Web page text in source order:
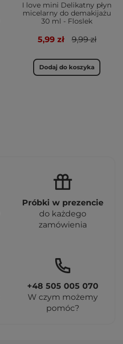
I love mini Delikatny płyn
micelarny do demakijażu
30 ml - Floslek
5,99 zł 9,99 zł
Dodaj do koszyka
Próbki w prezencie
do każdego
zamówienia
+48 505 005 070
W czym możemy
pomóc?